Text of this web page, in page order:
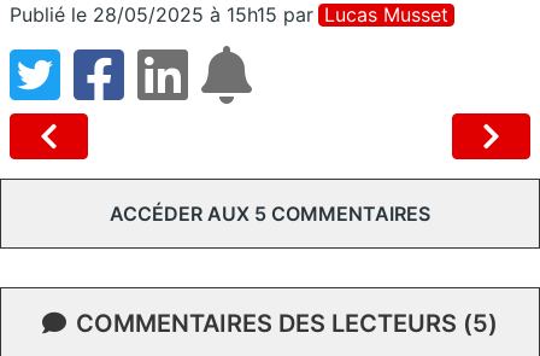
Publié le 28/05/2025 à 15h15 par Lucas Musset
ACCÉDER AUX 5 COMMENTAIRES
COMMENTAIRES DES LECTEURS (5)